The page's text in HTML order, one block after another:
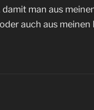
man aus
auch aus meinen